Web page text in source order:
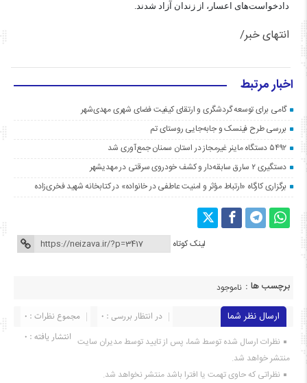
دادخواست‌های اعسار ، از زندان آزاد شدند.
انتهای خبر/
اخبار مرتبط
گامی برای توسعه گردشگری و ارتقای کیفیت فضای شهری مهدی‌شهر
بررسی طرح فینسک و جابه‌جایی روستای تم
۵۴۹۲ دستگاه ماینر غیرمجاز در استان سمنان جمع‌آوری شد
دستگیری ۲ سارق سابقه‌دار و کشف خودروی سرقتی در مهدیشهر
برگزاری کارگاه «ارتباط مؤثر و امنیت عاطفی در خانواده» در کتابخانه شهید فخری‌زاده
لینک کوتاه
برچسب ها : ناموجود
ارسال نظر شما مجموع نظرات : 0
در انتظار بررسی : 0
انتشار یافته : ۰ نظرات ارسال شده توسط شما، پس از تایید توسط مدیران سایت
منتشر خواهد شد.
نظراتی که حاوی تهمت یا افترا باشد منتشر نخواهد شد.